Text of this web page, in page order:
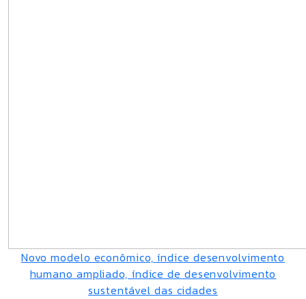
Novo modelo econômico, índice desenvolvimento
humano ampliado, índice de desenvolvimento
sustentável das cidades